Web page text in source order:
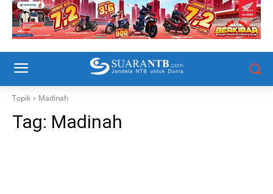
Topik Madinah
Tag: Madinah